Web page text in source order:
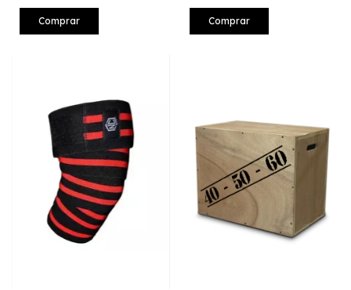
Comprar Comprar